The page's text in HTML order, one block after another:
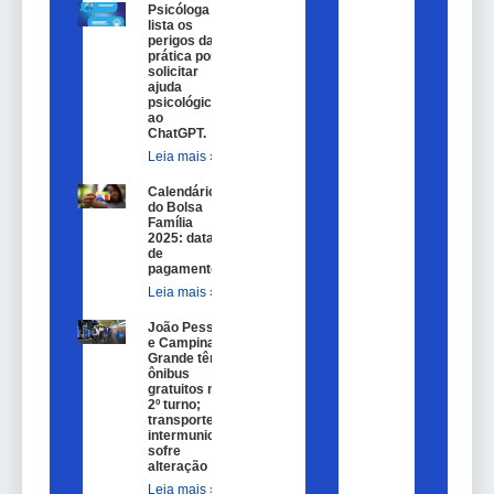
Psicóloga
lista os
perigos da
prática por
solicitar
ajuda
psicológica
ao
ChatGPT.
Leia mais »
Calendário
do Bolsa
Família
2025: datas
de
pagamento.
Leia mais »
João Pessoa
e Campina
Grande têm
ônibus
gratuitos no
2º turno;
transporte
intermunicipal
sofre
alteração
Leia mais »